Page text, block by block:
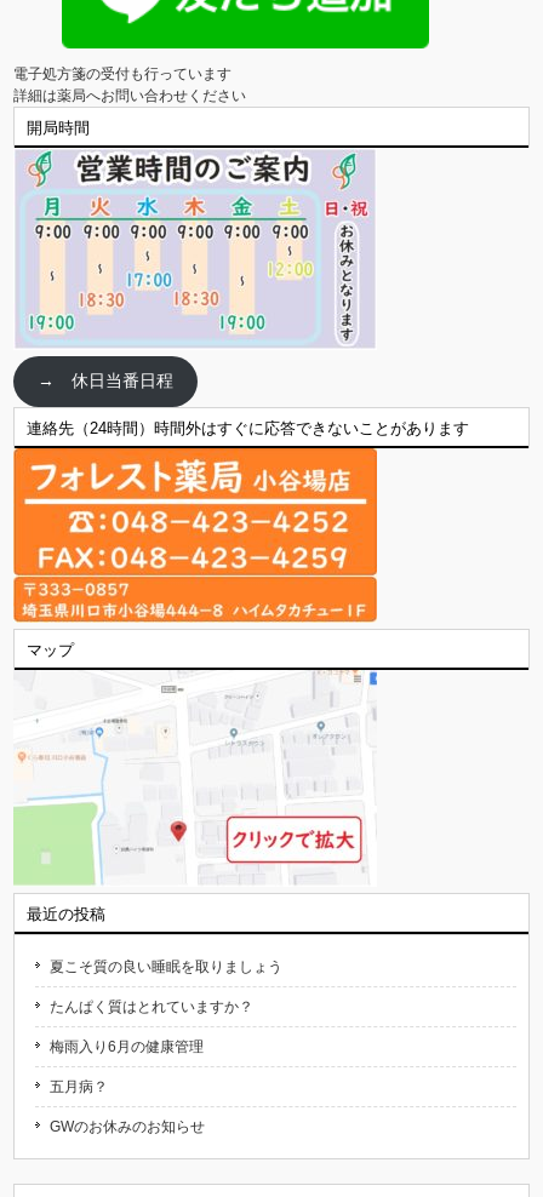
電子処方箋の受付も行っています
詳細は薬局へお問い合わせください
開局時間
→ 休日当番日程
連絡先（24時間）時間外はすぐに応答できないことがあります
マップ
最近の投稿
夏こそ質の良い睡眠を取りましょう
たんぱく質はとれていますか？
梅雨入り6月の健康管理
五月病？
GWのお休みのお知らせ